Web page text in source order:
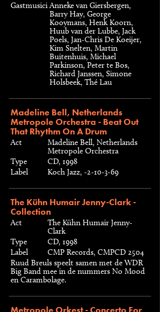
Gastmusici Anneke van Giersbergen,
Barry Hay, George
Kooymans, Henk Koorn,
Huub van der Lubbe, Jack
Poels, Jan-Chris De Koeijer,
Kim Snelten, Martin
Buitenhuis, Michael
Parkinson, Peter te Bos,
Richard Janssen, Simone
Holsbeek, Thé Lau
Madeline Bell, Netherlands
Metropole Orchestra - Beat Out
That Rhythm On A Drum
Act
Madeline Bell, Netherlands
Metropole Orchestra
Type
CD, 1998
Label
Koch Jazz, -2-10-3-69
The Kühn Humair Jenny-Clark -
Collection
Act
The Kühn Humair Jenny-
Clark
Type
CD, 1998
Label
CMP Records, CMPCD 2504
Ruud Breuls speelt samen met de WDR
Big Band mee in de nummers No Mood
en Carambolage.